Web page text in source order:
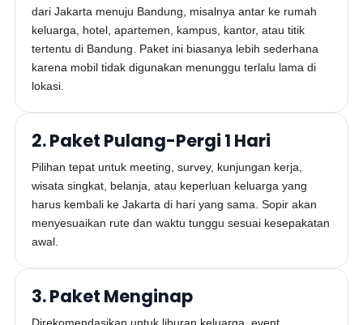
dari Jakarta menuju Bandung, misalnya antar ke rumah
keluarga, hotel, apartemen, kampus, kantor, atau titik
tertentu di Bandung. Paket ini biasanya lebih sederhana
karena mobil tidak digunakan menunggu terlalu lama di
lokasi.
2. Paket Pulang-Pergi 1 Hari
Pilihan tepat untuk meeting, survey, kunjungan kerja,
wisata singkat, belanja, atau keperluan keluarga yang
harus kembali ke Jakarta di hari yang sama. Sopir akan
menyesuaikan rute dan waktu tunggu sesuai kesepakatan
awal.
3. Paket Menginap